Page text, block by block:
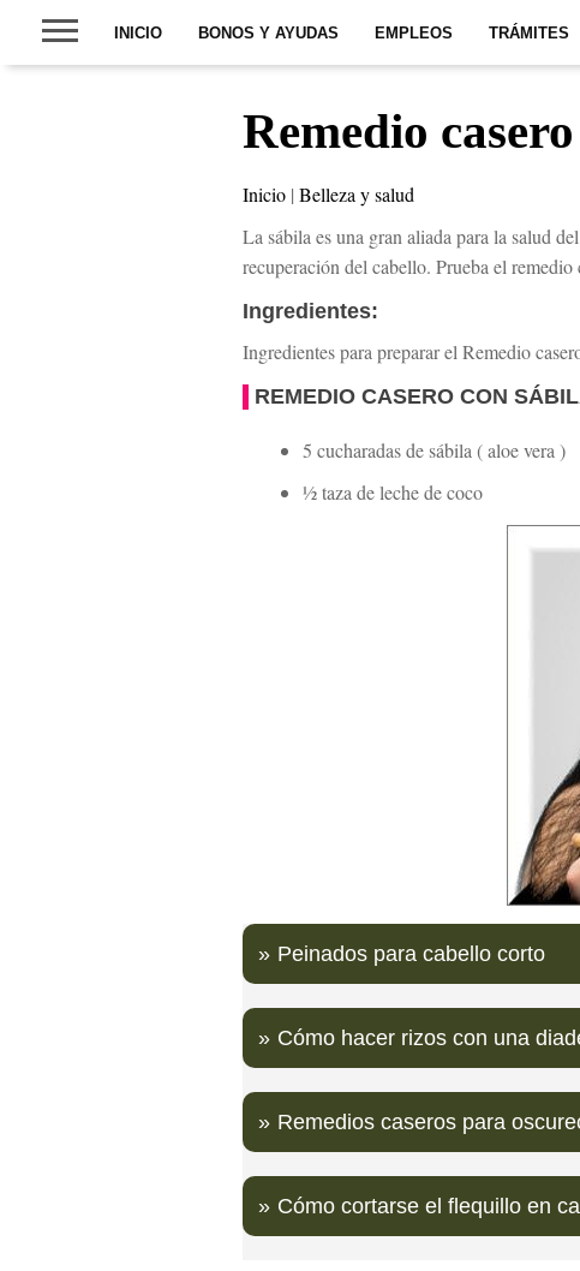
INICIO BONOS Y AYUDAS EMPLEOS TRÁMITES
Remedio
Inicio |Belleza y salud
La sábila es una gran aliada para la salud
recuperación del cabello. Prueba el
Ingredientes:
Ingredientes para preparar el Remedio
REMEDIO CASERO CON
5 cucharadas de sábila ( aloe vera )
½ taza de leche de coco
Peinados para cabello corto
Cómo hacer rizos con una
Remedios caseros para
Cómo cortarse el flequillo en